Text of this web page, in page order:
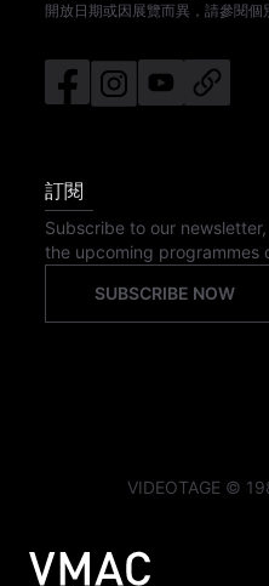
開放日期或因展覽而異，請參閱個
訂閱
Subscribe to our
the upcoming programmes
SUBSCRIBE NOW
VIDEOTAGE ©